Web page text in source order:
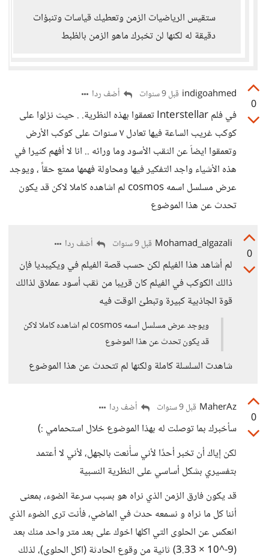
ستقيس الرياضيات الزمن وتعطيك قياسات وتنبؤات
دقيقة له لكنها لن تخبرك ماهو الزمن بالظبط
0
indigoahmed قبل 9 سنوات أضف ردا
في فلم Interstellar تعمقوا بهذه النظرية. . حيث نزلوا على
كوكب غريب الساعة فيها تعادل ٧ سنوات على كوكب الأرض
وتعمقوا ايضاَ عن الثقب الأسود وما ورائه .. انا لا أفهم كثيرا في
هذه الأشياء واجد التفكير فيها ومحاولة فهمها ممتع حقاً ، ويوجد
عرض مسلسل اسمه cosmos لم اشاهده كاملا لاكن قد يكون
تحدث عن هذا الموضوع
0
Mohamad_algazali قبل 9 سنوات أضف ردا
لم أشاهد هذا الفيلم لكن حسب قصة الفيلم في ويكيبديا فإن
ذالك الكوكب في الفيلم كان قريبا من ثقب أسود عملاق لذالك
قوة الجاذبية كبيرة وتبطئ الوقت فيه
ويوجد عرض مسلسل اسمه cosmos لم اشاهده كاملا لاكن
قد يكون تحدث عن هذا الموضوع
​شاهدت السلسلة كاملة ولكنها لم تتحدث عن هذا الموضوع
0
MaherAz قبل 9 سنوات أضف ردا
سأخبرك بما توصلت له بهذا الموضوع خلال استحمامي :)
لكن إياك أن تخبر أحدًا لأني سأُنعت بالجهل، لأني لا أعتمد
بتفسيري بشكل أساسي على النظرية النسبية
قد يكون فارق الزمن الذي نراه هو بسبب سرعة الضوء، بمعنى
أننا كل ما نراه و نسمعه حدث في الماضي، فأنت ترى الضوء الذي
انعكس عن الحلوى التي اكلها اخوك على بعد متر واحد منك بعد
(9-^10 × 3.33) ثانية من وقوع الحادثة (اكل الحلوى)، لذلك